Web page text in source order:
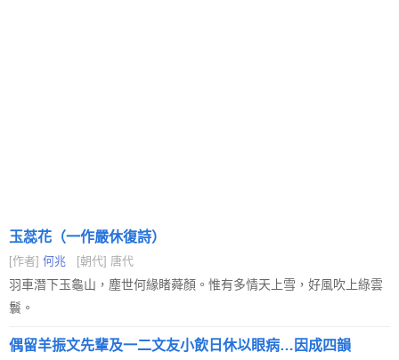
玉蕊花（一作嚴休復詩）
[作者] 何兆 [朝代] 唐代
羽車潛下玉龜山，塵世何緣睹蕣顏。惟有多情天上雪，好風吹上綠雲
鬟。
偶留羊振文先輩及一二文友小飲日休以眼病…因成四韻